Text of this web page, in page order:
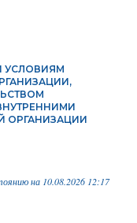
УСЛОВИЯМ
ОРГАНИЗАЦИИ
на 10.08.2026 12:17